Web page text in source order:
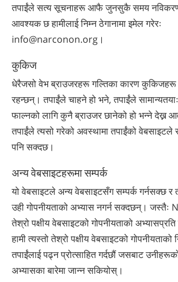
तपाईंले सत्य सूचनाहरू आफै जुनसुकै समय नविकरण
आवश्यक छ हामीलाई निम्न ठेगानामा इमेल गरेरः
info@narconon.org।
कुकिज
धेरैजसो वेभ ब्राउजरहरू गल्तिका कारण कुकिजहरू
रहन्छन्। तपाईंले चाहने हो भने, तपाईंले
फाल्नको लागि कुनै ब्राउजर छानेको हो भन्ने देख्न
तपाईंले त्यसो गरेको अवस्थामा तपाईंको वेबसाइटले
पनि सक्दछ।
अन्य वेबसाइटहरूमा सम्पर्क
यो वेबसाइटले अन्य वेबसाइटसँग सम्पर्क गर्नसक्छ
उही गोपनीयताको अभ्यास नगर्न सक्दछन्।
तेश्रो पक्षीय वेबसाइटको गोपनीयताको अभ्यासप्रति
हामी त्यस्तो तेश्रो पक्षीय वेबसाइटको गोपनीयताको
तपाईंलाई पढ्न प्रोत्साहित गर्दछौं जसबाट
अभ्यासका बारेमा जान्न सकियोस्।